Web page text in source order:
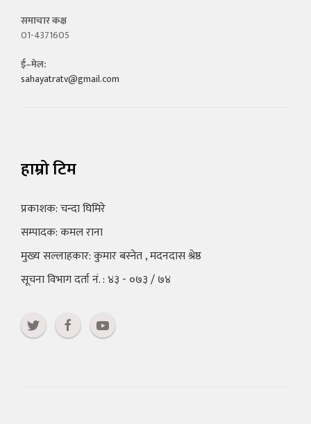
समाचार कक्ष
01-4371605
ई–मेल:
sahayatratv@gmail.com
हाम्रो टिम
प्रकाशक: चन्दा घिमिरे
सम्पादक: कमल राना
मुख्य सल्लाहकार: कुमार बस्नेत , मदनदास श्रेष्ठ
सूचना विभाग दर्ता नं. : ४३ - ०७३ / ७४